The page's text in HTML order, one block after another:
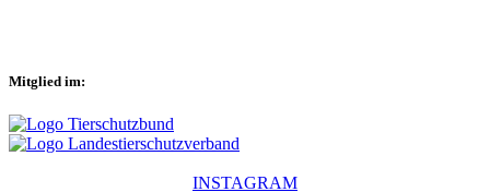
Mitglied im:
INSTAGRAM